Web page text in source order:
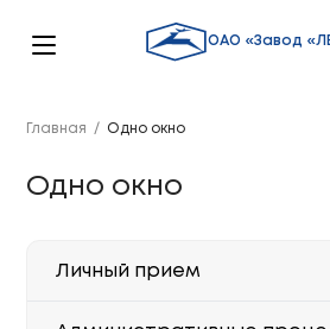
ОАО «Завод
Главная / Одно окно
Одно окно
Личный прием